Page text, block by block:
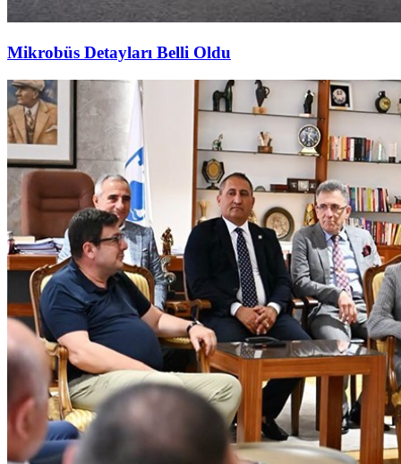
Mikrobüs Detayları Belli Oldu